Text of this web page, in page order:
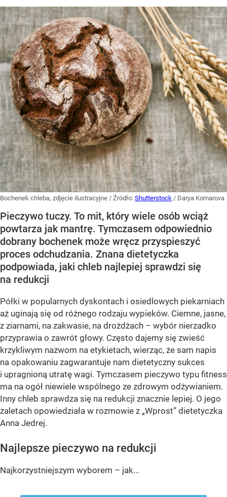
Bochenek chleba, zdjęcie ilustracyjne / Źródło: Shutterstock / Darya Komarova
Pieczywo tuczy. To mit, który wiele osób wciąż
powtarza jak mantrę. Tymczasem odpowiednio
dobrany bochenek może wręcz przyspieszyć
proces odchudzania. Znana dietetyczka
podpowiada, jaki chleb najlepiej sprawdzi się
na redukcji
Półki w popularnych dyskontach i osiedlowych piekarniach
aż uginają się od różnego rodzaju wypieków. Ciemne, jasne,
z ziarnami, na zakwasie, na drożdżach – wybór nierzadko
przyprawia o zawrót głowy. Często dajemy się zwieść
krzykliwym nazwom na etykietach, wierząc, że sam napis
na opakowaniu zagwarantuje nam dietetyczny sukces
i upragnioną utratę wagi. Tymczasem pieczywo typu fitness
ma na ogół niewiele wspólnego ze zdrowym odżywianiem.
Inny chleb sprawdza się na redukcji znacznie lepiej. O jego
zaletach opowiedziała w rozmowie z „Wprost” dietetyczka
Anna Jedrej.
Najlepsze pieczywo na redukcji
Najkorzystniejszym wyborem – jak...